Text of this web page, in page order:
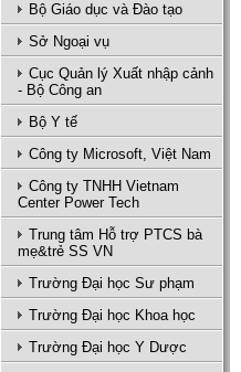
Bộ Giáo dục và Đào tạo
Sở Ngoại vụ
Cục Quản lý Xuất nhập cảnh
- Bộ Công an
Bộ Y tế
Công ty Microsoft, Việt Nam
Công ty TNHH Vietnam
Center Power Tech
Trung tâm Hỗ trợ PTCS bà
mẹ&trẻ SS VN
Trường Đại học Sư phạm
Trường Đại học Khoa học
Trường Đại học Y Dược